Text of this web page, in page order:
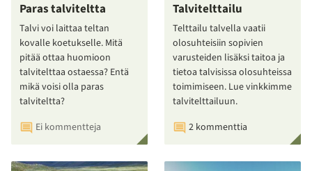
Paras talviteltta
Talvi voi laittaa teltan
kovalle koetukselle. Mitä
pitää ottaa huomioon
talvitelttaa ostaessa? Entä
mikä voisi olla paras
talviteltta?
Ei kommentteja
Talvitelttailu
Telttailu talvella vaatii
olosuhteisiin sopivien
varusteiden lisäksi taitoa ja
tietoa talvisissa olosuhteissa
toimimiseen. Lue vinkkimme
talvitelttailuun.
2 kommenttia